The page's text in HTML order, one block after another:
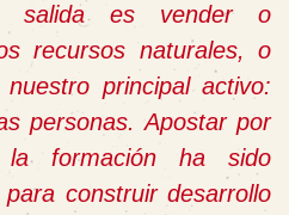
salida es vender o
recursos naturales, o
principal activo:
personas. Apostar por
formación ha sido
construir desarrollo